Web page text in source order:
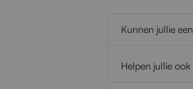
Kunnen jullie
Helpen jullie